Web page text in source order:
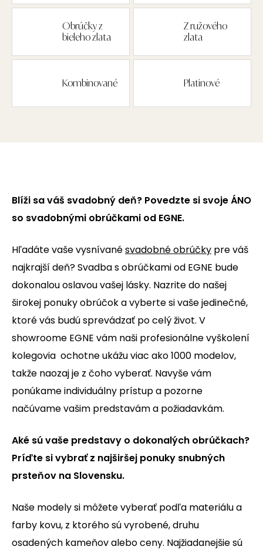
Obrúčky z
bieleho zlata
Z ružového
zlata
Kombinované Platinové
Blíži sa váš svadobný deň? Povedzte si svoje ÁNO
so svadobnými obrúčkami od EGNE.
Hľadáte vaše vysnívanésvadobné obrúčky pre váš
najkrajší deň? Svadba s obrúčkami od EGNE bude
dokonalou oslavou vašej lásky. Nazrite do našej
širokej ponuky obrúčok a vyberte si vaše jedinečné,
ktoré vás budú sprevádzať po celý život. V
showroome EGNE vám naši profesionálne vyškolení
kolegovia ochotne ukážu viac ako 1000 modelov,
takže naozaj je z čoho vyberať. Navyše vám
ponúkame individuálny prístup a pozorne
načúvame vašim predstavám a požiadavkám.
Aké sú vaše predstavy o dokonalých obrúčkach?
Príďte si vybrať z najširšej ponuky snubných
prsteňov na Slovensku.
Naše modely si môžete vyberať podľa materiálu a
farby kovu, z ktorého sú vyrobené, druhu
osadených kameňov alebo ceny. Najžiadanejšie sú